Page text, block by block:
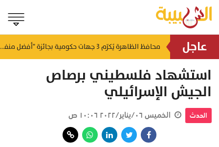
عاجل
منذ ١٩ ساعة منذ ١٩ ساعة محافظ الظاهرة يُكرّم 3 جهات حكومية بجائزة "أفضل منفذ تقديم خدمة" لعام 2025
استشهاد فلسطيني برصاص
الجيش الإسرائيلي
الحدث الخميس ٠٦/يناير/٢٠٢٢ ١٠:٠٦ ص